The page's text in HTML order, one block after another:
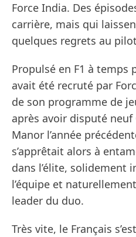
Force India. Des
carrière, mais qui
quelques regrets au
Propulsé en F1 à temps
avait été recruté par
de son programme de
après avoir disputé neuf
Manor l’année
s’apprêtait alors à
dans l’élite, solidement
l’équipe et
leader du duo.
Très vite, le Français